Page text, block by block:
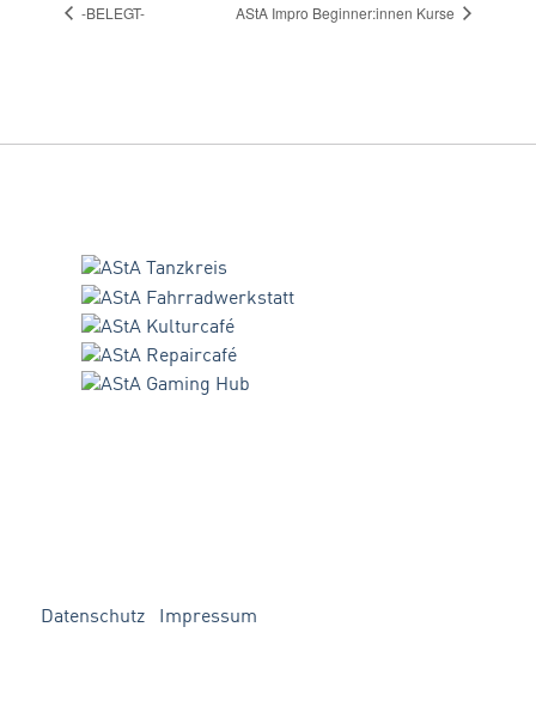
-BELEGT- AStA Impro Beginner:innen Kurse
Datenschutz Impressum